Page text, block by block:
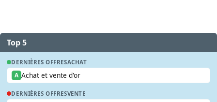
Top 5
DERNIÈRES OFFRESACHAT
A Achat et vente d'or
DERNIÈRES OFFRESVENTE